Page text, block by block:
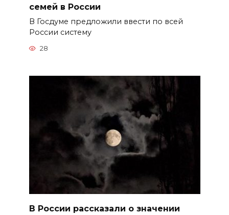
семей в России
В Госдуме предложили ввести по всей
России систему
28
В России рассказали о значении